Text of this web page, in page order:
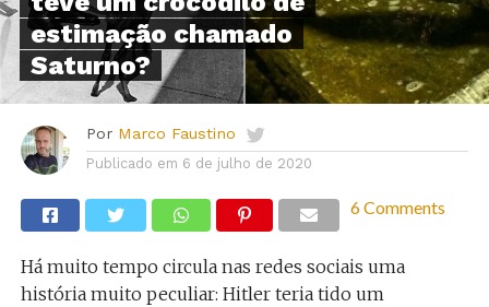
estimação chamado
Saturno?
Por Marco Faustino
Publicado em 6 de julho de 2020
6 Comments
Há muito tempo circula nas redes sociais uma
história muito peculiar: Hitler teria tido um